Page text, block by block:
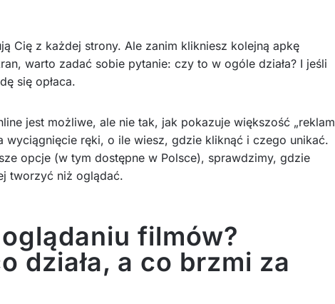
Cię z każdej strony. Ale zanim klikniesz kolejną apkę
warto zadać sobie pytanie: czy to w ogóle działa? I jeśli
się opłaca.
jest możliwe, ale nie tak, jak pokazuje większość „reklam
wyciągnięcie ręki, o ile wiesz, gdzie kliknąć i czego unikać.
opcje (w tym dostępne w Polsce), sprawdzimy, gdzie
tworzyć niż oglądać.
filmów?
działa, a co brzmi za